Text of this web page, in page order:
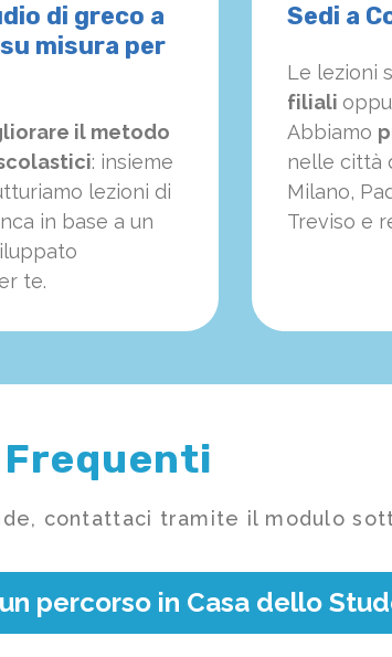
di greco a
misura per
il metodo
: insieme
lezioni di
in base a un
te.
Sedi a
Le lezioni
filiali
Abbiamo
nelle città
Milano,
Treviso e
Frequenti
contattaci tramite il modulo
percorso in Casa dello